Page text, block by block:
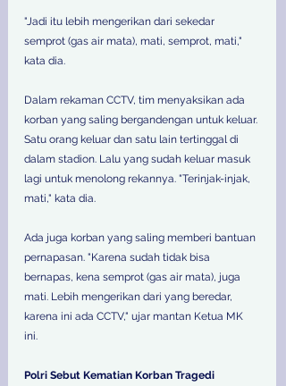
"Jadi itu lebih mengerikan dari sekedar
semprot (gas air mata), mati, semprot, mati,"
kata dia.
Dalam rekaman CCTV, tim menyaksikan ada
korban yang saling bergandengan untuk keluar.
Satu orang keluar dan satu lain tertinggal di
dalam stadion. Lalu yang sudah keluar masuk
lagi untuk menolong rekannya. "Terinjak-injak,
mati," kata dia.
Ada juga korban yang saling memberi bantuan
pernapasan. "Karena sudah tidak bisa
bernapas, kena semprot (gas air mata), juga
mati. Lebih mengerikan dari yang beredar,
karena ini ada CCTV," ujar mantan Ketua MK
ini.
Polri Sebut Kematian Korban Tragedi